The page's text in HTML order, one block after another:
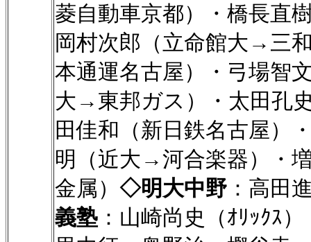
菱自動車京都）・橋長直
岡村次郎（立命館大→三
本通運名古屋）・弓場智
大→東邦ガス）・太田孔
田佳和（新日鉄名古屋）
明（近大→河合楽器）・
金属） ◇明大中野 ：高田
義塾 ：山崎尚史（ｵﾘｯｸｽ